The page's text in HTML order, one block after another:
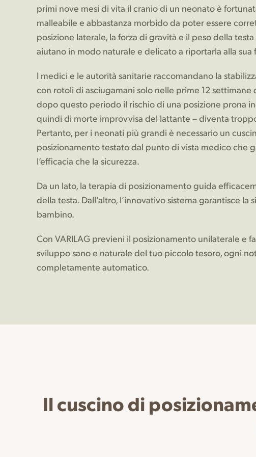
primi nove mesi di vita il cranio di un neonato è
malleabile e abbastanza morbido da poter essere
posizione laterale, la forza di gravità e il peso della
aiutano in modo naturale e delicato a riportarla alla sua
I medici e le autorità sanitarie raccomandano la
con rotoli di asciugamani solo nelle prime 12 settimane
dopo questo periodo il rischio di una posizione prona
quindi di morte improvvisa del lattante – diventa
Pertanto, per i neonati più grandi è necessario un
posizionamento testato dal punto di vista medico che
l’efficacia che la sicurezza.
Da un lato, la terapia di posizionamento guida
della testa. Dall’altro, l’innovativo sistema garantisce la
bambino.
Con VARILAG previeni il posizionamento unilaterale e
sviluppo sano e naturale del tuo piccolo tesoro, ogni
completamente automatico.
Il cuscino di